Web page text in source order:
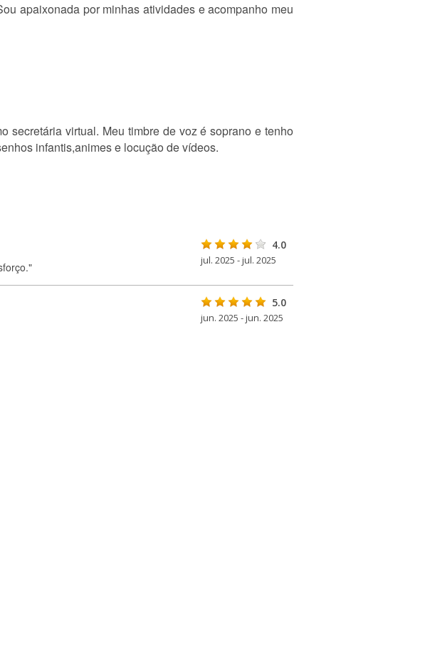
apaixonada por minhas atividades e acompanho meu
secretária virtual. Meu timbre de voz é soprano e tenho
infantis,animes e locução de vídeos.
4.0
jul. 2025 - jul. 2025
5.0
jun. 2025 - jun. 2025